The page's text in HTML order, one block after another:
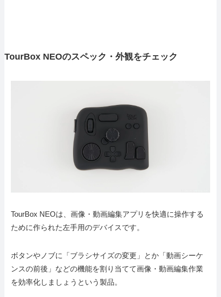
TourBox NEOのスペック・外観をチェック
TourBox NEOは、画像・動画編集アプリを快適に操作する
ために作られた左手用のデバイスです。
ボタンやノブに「ブラシサイズの変更」とか「動画シーケ
ンスの前後」などの機能を割り当てて画像・動画編集作業
を効率化しましょうという製品。